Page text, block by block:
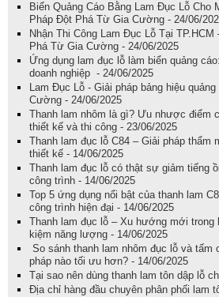
Biển Quảng Cáo Bằng Lam Đục Lỗ Cho
Pháp Đột Phá Từ Gia Cường - 24/06/
Nhận Thi Công Lam Đục Lỗ Tại
Phá Từ Gia Cường - 24/06/2025
Ứng dụng lam đục lỗ làm biển quảng
doanh nghiệp - 24/06/2025
Lam Đục Lỗ - Giải pháp bảng hiệu
Cường - 24/06/2025
Thanh lam nhôm là gì? Ưu nhược điểm
thiết kế và thi công - 23/06/2025
Thanh lam đục lỗ C84 – Giải pháp thẩm
thiết kế - 14/06/2025
Thanh lam đục lỗ có thật sự giảm tiếng
công trình - 14/06/2025
Top 5 ứng dụng nổi bật của thanh lam
công trình hiện đại - 14/06/2025
Thanh lam đục lỗ – Xu hướng mới trong
kiệm năng lượng - 14/06/2025
So sánh thanh lam nhôm đục lỗ và tấm
pháp nào tối ưu hơn? - 14/06/2025
Tại sao nên dùng thanh lam tôn dập lỗ
Địa chỉ hàng đầu chuyên phân phối lam